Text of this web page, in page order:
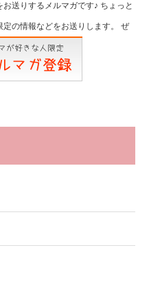
送りするメルマガです♪ ちょっと
の情報などをお送りします。 ぜ